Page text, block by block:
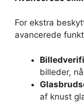
For ekstra
avancerede
billeder,
af knust